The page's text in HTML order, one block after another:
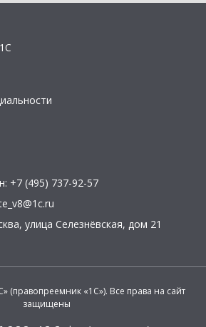
+7 (495) 737-92-57
, улица Селезнёвская, дом 21
(правопреемник «1С»). Все права на сайт
защищены